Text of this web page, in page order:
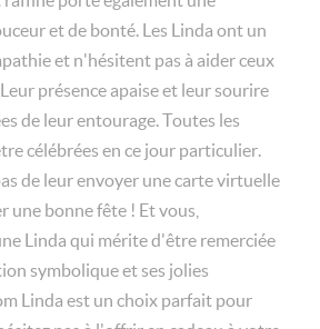
et de bonté. Les Linda ont un
et n'hésitent pas à aider ceux
présence apaise et leur sourire
de leur entourage. Toutes les
célébrées en ce jour particulier.
de leur envoyer une carte virtuelle
une bonne fête ! Et vous,
Linda qui mérite d'être remerciée
symbolique et ses jolies
Linda est un choix parfait pour